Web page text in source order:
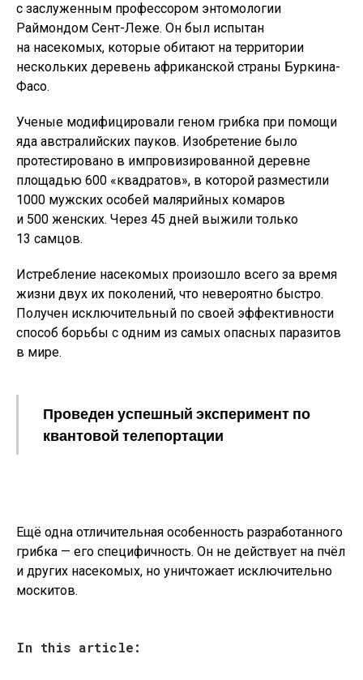
с заслуженным профессором энтомологии
Раймондом Сент-Леже. Он был испытан
на насекомых, которые обитают на территории
нескольких деревень африканской страны Буркина-
Фасо.
Ученые модифицировали геном грибка при помощи
яда австралийских пауков. Изобретение было
протестировано в импровизированной деревне
площадью 600 «квадратов», в которой разместили
1000 мужских особей малярийных комаров
и 500 женских. Через 45 дней выжили только
13 самцов.
Истребление насекомых произошло всего за время
жизни двух их поколений, что невероятно быстро.
Получен исключительный по своей эффективности
способ борьбы с одним из самых опасных паразитов
в мире.
Проведен успешный эксперимент по
квантовой телепортации
Ещё одна отличительная особенность разработанного
грибка — его специфичность. Он не действует на пчёл
и других насекомых, но уничтожает исключительно
москитов.
In this article: